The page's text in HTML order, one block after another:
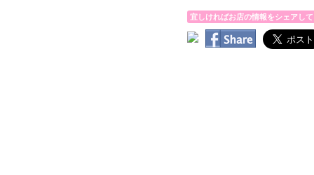
宜しければお店の情報をシェアし